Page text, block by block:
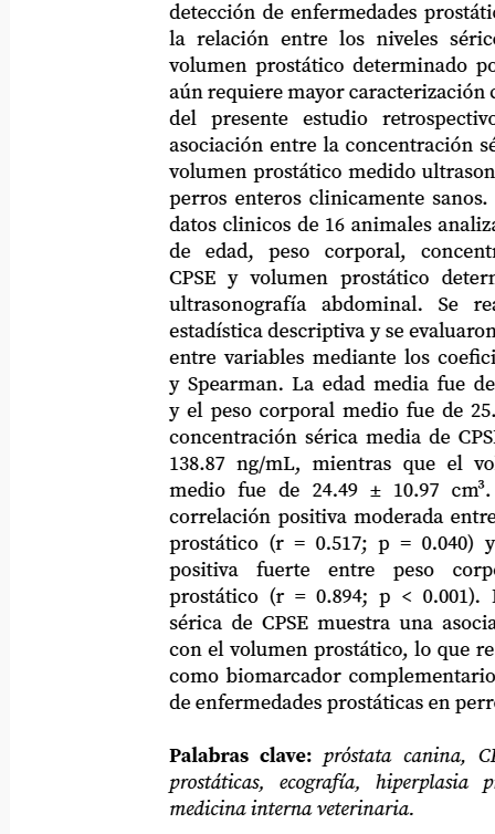
detección de enfermedades prostáticas.
la relación entre los niveles séricos
volumen prostático determinado por
aún requiere mayor caracterización
del
presente estudio
retrospectivo
asociación entre la concentración sérica
volumen prostático medido
perros enteros clinicamente sanos. Se
datos clinicos de 16 animales
de edad, peso corporal,
CPSE y volumen prostático
ultrasonografía
abdominal. Se
estadística descriptiva y se evaluaron las
entre variables mediante los
y Spearman. La edad media fue de
y el peso corporal medio fue de 25.53
concentración sérica media de CPSE
138.87 ng/mL, mientras que el
medio
fue de 24.49 ± 10.97
cm³.
correlación positiva moderada entre
prostático (r = 0.517; p = 0.040) y
positiva
fuerte entre peso
prostático (r = 0.894; p < 0.001). La
sérica de CPSE muestra una
con el volumen prostático, lo que
como biomarcador complementario en
de enfermedades prostáticas en perros.
Palabras clave:
próstata canina,
prostáticas,
ecografía, hiperplasia
medicina interna veterinaria.